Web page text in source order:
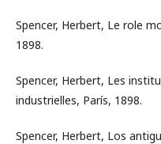
Spencer, Herbert, Le role
1898.
Spencer, Herbert, Les
industrielles, París, 1898.
Spencer, Herbert, Los